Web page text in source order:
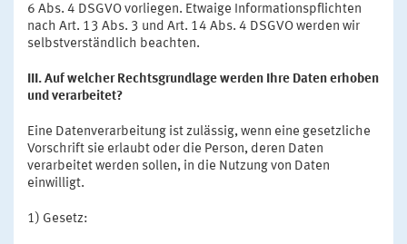
6 Abs. 4 DSGVO vorliegen. Etwaige Informationspflichten
nach Art. 13 Abs. 3 und Art. 14 Abs. 4 DSGVO werden wir
selbstverständlich beachten.
III. Auf welcher Rechtsgrundlage werden Ihre Daten erhoben
und verarbeitet?
Eine Datenverarbeitung ist zulässig, wenn eine gesetzliche
Vorschrift sie erlaubt oder die Person, deren Daten
verarbeitet werden sollen, in die Nutzung von Daten
einwilligt.
1) Gesetz: